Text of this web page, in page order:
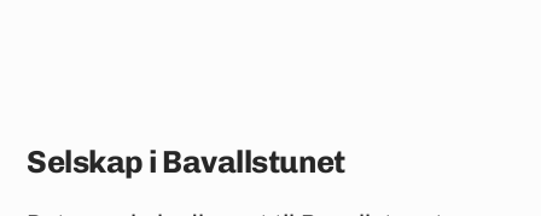
Selskap i Bavallstunet